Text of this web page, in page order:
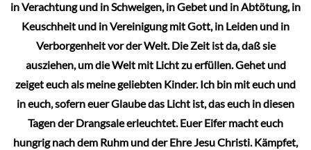
in Verachtung und in Schweigen, in Gebet und in Abtötung, in
Keuschheit und in Vereinigung mit Gott, in Leiden und in
Verborgenheit vor der Welt. Die Zeit ist da, daß sie
ausziehen, um die Welt mit Licht zu erfüllen. Gehet und
zeiget euch als meine geliebten Kinder. Ich bin mit euch und
in euch, sofern euer Glaube das Licht ist, das euch in diesen
Tagen der Drangsale erleuchtet. Euer Eifer macht euch
hungrig nach dem Ruhm und der Ehre Jesu Christi. Kämpfet,